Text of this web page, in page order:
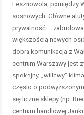
Lesznowola, pomiędzy
sosnowych. Główne
prywatność –
większością nowych
dobra komunikacja z
centrum Warszawy jest
spokojny, „willowy”
często o
się liczne sklepy (np.
centrum handlowej